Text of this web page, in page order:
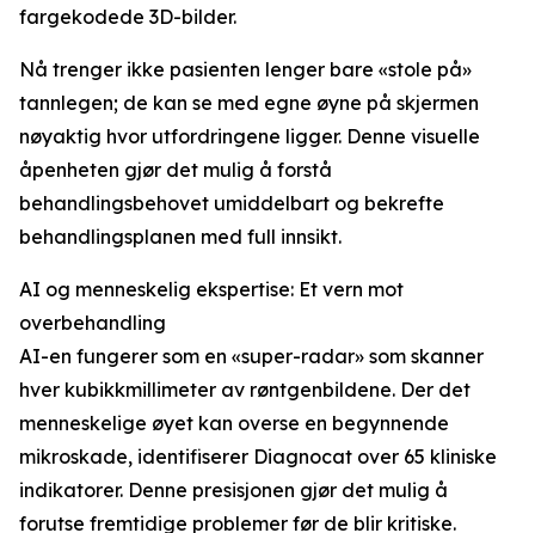
fargekodede 3D-bilder.
Nå trenger ikke pasienten lenger bare «stole på»
tannlegen; de kan se med egne øyne på skjermen
nøyaktig hvor utfordringene ligger. Denne visuelle
åpenheten gjør det mulig å forstå
behandlingsbehovet umiddelbart og bekrefte
behandlingsplanen med full innsikt.
AI og menneskelig ekspertise: Et vern mot
overbehandling
AI-en fungerer som en «super-radar» som skanner
hver kubikkmillimeter av røntgenbildene. Der det
menneskelige øyet kan overse en begynnende
mikroskade, identifiserer Diagnocat over 65 kliniske
indikatorer. Denne presisjonen gjør det mulig å
forutse fremtidige problemer før de blir kritiske.